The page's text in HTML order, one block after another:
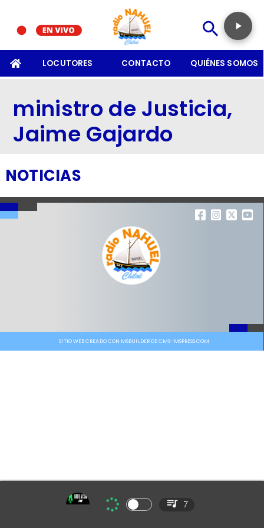
LOCUTORES CONTACTO QUIÉNES SOMOS
ministro de Justicia,
Jaime Gajardo
NOTICIAS
SITIO WEB CREADO CON MSBUILDER DE CMS-MSPRESS.COM
7